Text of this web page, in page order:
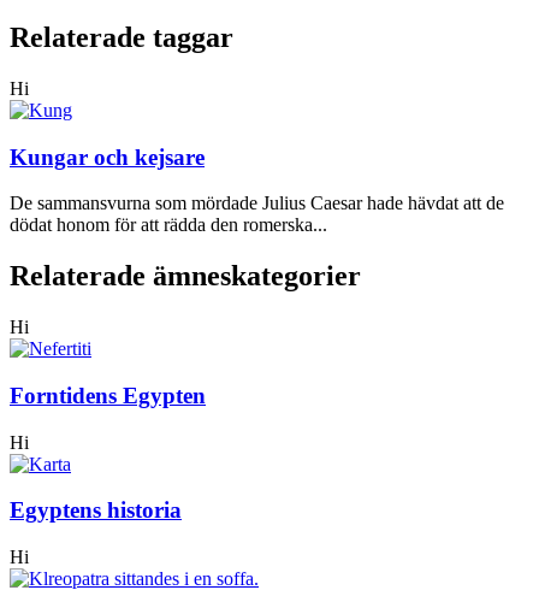
Relaterade taggar
Hi
Kungar och kejsare
De sammansvurna som mördade Julius Caesar hade hävdat att de
dödat honom för att rädda den romerska...
Relaterade ämneskategorier
Hi
Forntidens Egypten
Hi
Egyptens historia
Hi